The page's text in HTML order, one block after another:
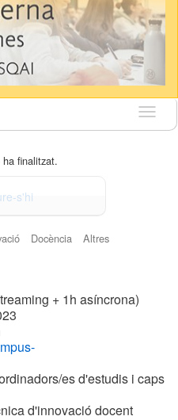
Idioma
ha finalitzat.
s'hi
Docència
Altres
+ 1h asíncrona)
es d'estudis i caps
d'innovació docent